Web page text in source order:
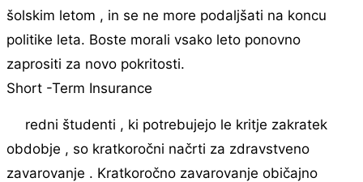
šolskim letom , in se ne more podaljšati na koncu
politike leta. Boste morali vsako leto ponovno
zaprositi za novo pokritosti.
Short -Term Insurance
redni študenti , ki potrebujejo le kritje zakratek
obdobje , so kratkoročni načrti za zdravstveno
zavarovanje . Kratkoročno zavarovanje običajno